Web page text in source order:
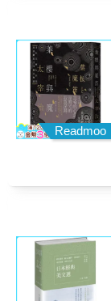
Readmoo